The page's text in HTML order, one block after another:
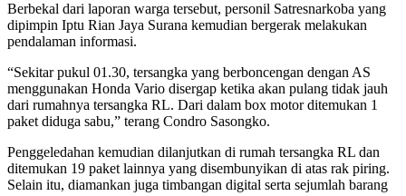
Berbekal dari laporan warga tersebut, personil Satresnarkoba yang
dipimpin Iptu Rian Jaya Surana kemudian bergerak melakukan
pendalaman informasi.
“Sekitar pukul 01.30, tersangka yang berboncengan dengan AS
menggunakan Honda Vario disergap ketika akan pulang tidak jauh
dari rumahnya tersangka RL. Dari dalam box motor ditemukan 1
paket diduga sabu,” terang Condro Sasongko.
Penggeledahan kemudian dilanjutkan di rumah tersangka RL dan
ditemukan 19 paket lainnya yang disembunyikan di atas rak piring.
Selain itu, diamankan juga timbangan digital serta sejumlah barang